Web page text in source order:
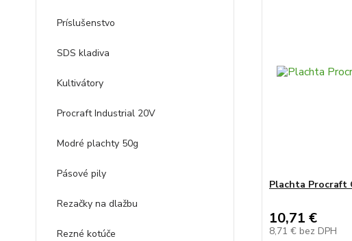
Príslušenstvo
SDS kladiva
Kultivátory
Procraft Industrial 20V
Modré plachty 50g
Pásové pily
Rezačky na dlažbu
Rezné kotúče
Plachta Procraft
10,71 €
8,71 € bez DPH